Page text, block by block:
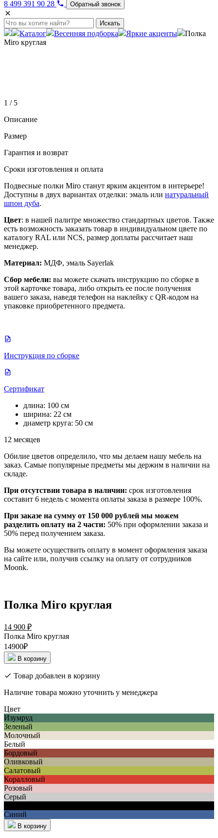
8 499 391 90 28 Обратный звонок
Искать
Каталог Весенняя подборка Яркие акценты
Полка
Miro круглая
1 / 5
Описание
Размер
Гарантия и возврат
Сроки изготовления и оплата
Подвесные полки Miro станут ярким акцентом в интерьере!
Доступны в двух вариантах отделки: эмаль или натуральный
шпон дуба.
Цвет: в нашей палитре множество стандартных цветов. Также
есть возможность заказать товар в индивидуальном цвете по
каталогу RAL или NCS, размер доплаты рассчитает наш
менеджер.
Материал: МДФ, эмаль Sayerlak
Сбор мебели: вы можете скачать инструкцию по сборке в
этой карточке товара, либо открыть ее после получения
вашего заказа, наведя телефон на наклейку с QR-кодом на
упаковке приобретенного предмета.
Инструкция по сборке
Сертификат
длина: 100 см
ширина: 22 см
диаметр круга: 50 см
12 месяцев
Обилие цветов определило, что мы делаем нашу мебель на
заказ. Самые популярные предметы мы держим в наличии на
складе.
При отсутствии товара в наличии: срок изготовления
составит 6 недель с момента оплаты заказа в размере 100%.
При заказе на сумму от 150 000 рублей мы можем
разделить оплату на 2 части: 50% при оформлении заказа и
50% перед получением заказа.
Вы можете осуществить оплату в момент оформления заказа
на сайте или, получив ссылку на оплату от сотрудников
Moonk.
Полка Miro круглая
14 900 ₽
Полка Miro круглая
14900₽
В корзину
Товар добавлен в корзину
Наличие товара можно уточнить у менеджера
Цвет
Изумруд
Зеленый
Молочный
Белый
Бордовый
Оливковый
Салатовый
Коралловый
Розовый
Серый
Синий
В корзину